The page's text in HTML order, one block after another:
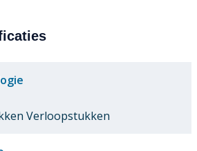
Verloopstukken